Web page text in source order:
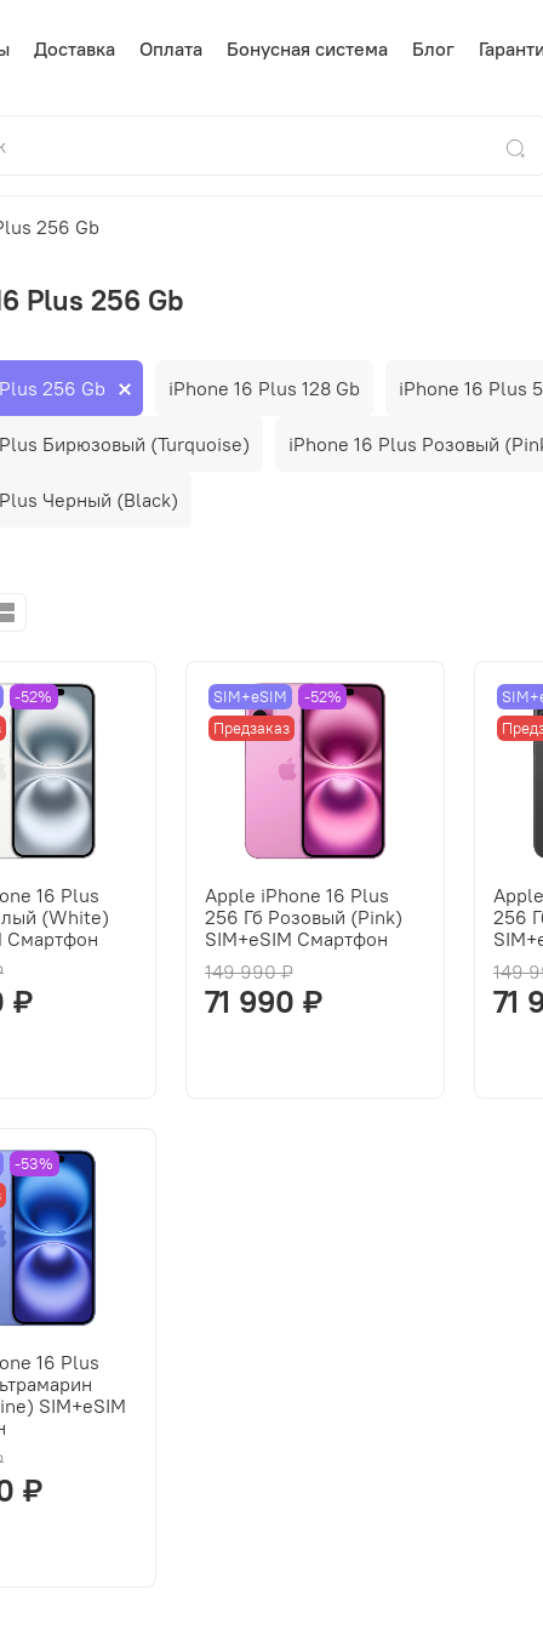
Доставка Оплата Бонусная система Блог
256 Gb
Plus 256 Gb
256 Gb iPhone 16 Plus 128 Gb iPhone 16 Plus
Бирюзовый (Turquoise) iPhone 16 Plus Розовый
Черный (Black)
-52%
16 Plus
(White)
Смартфон
₽
SIM+eSIM
-52%
Предзаказ
Apple iPhone 16 Plus
256 Гб Розовый (Pink)
SIM+eSIM Смартфон
149 990 ₽
71 990 ₽
256
149
71
-53%
16 Plus
SIM+eSIM
₽